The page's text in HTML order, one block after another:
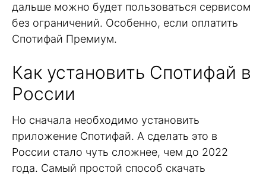
дальше можно будет пользоваться сервисом
без ограничений. Особенно, если оплатить
Спотифай Премиум.
Как установить Спотифай в
России
Но сначала необходимо установить
приложение Спотифай. А сделать это в
России стало чуть сложнее, чем до 2022
года. Самый простой способ скачать